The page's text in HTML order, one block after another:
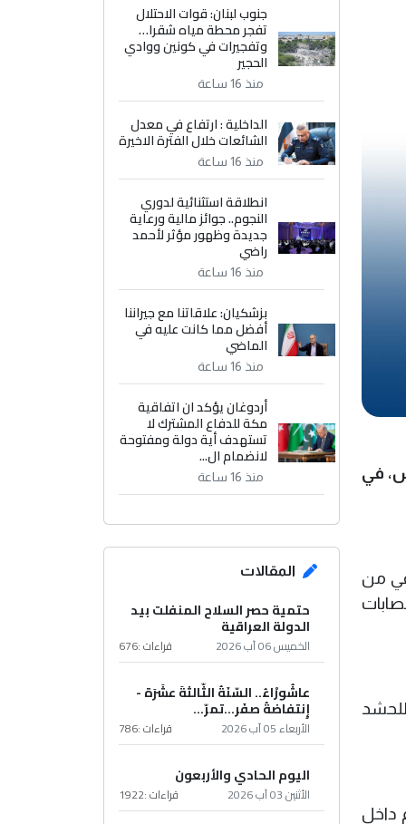
في
من
داخل
جنوب لبنان: قوات الاحتلال
تفجر محطة مياه شقرا…
وتفجيرات في كونين ووادي
الحجير
منذ 16 ساعة
الداخلية : ارتفاع في معدل
الشائعات خلال الفترة الاخيرة
منذ 16 ساعة
انطلاقة استثنائية لدوري
النجوم.. جوائز مالية ورعاية
جديدة وظهور مؤثر لأحمد
راضي
منذ 16 ساعة
بزشكيان: علاقاتنا مع جيراننا
أفضل مما كانت عليه في
الماضي
منذ 16 ساعة
أردوغان يؤكد ان اتفاقية
مكة للدفاع المشترك لا
تستهدف أية دولة ومفتوحة
لانضمام ال...
منذ 16 ساعة
المقالات
حتمية حصر السلاح المنفلت بيد
الدولة العراقية
الخميس 06 آب 2026 قراءات :676
عاشُورْاءُ.. السّنَةُ الثّالثةَ عشَرَة -
إِنتفاضةُ صفَر…تمرّ...
الأربعاء 05 آب 2026 قراءات :786
اليوم الحادي والأربعون
الأثنين 03 آب 2026 قراءات :1922